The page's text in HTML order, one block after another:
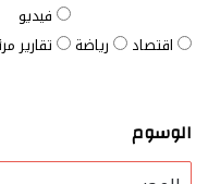
اقتصاد رياضة
فيديو
تقارير
الوسوم